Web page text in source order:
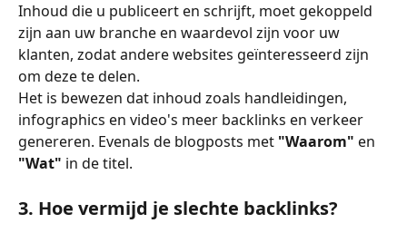
Inhoud die u publiceert en schrijft, moet gekoppeld
zijn aan uw branche en waardevol zijn voor uw
klanten, zodat andere websites geïnteresseerd zijn
om deze te delen.
Het is bewezen dat inhoud zoals handleidingen,
infographics en video's meer backlinks en verkeer
genereren. Evenals de blogposts met "Waarom" en
"Wat" in de titel.
3. Hoe vermijd je slechte backlinks?